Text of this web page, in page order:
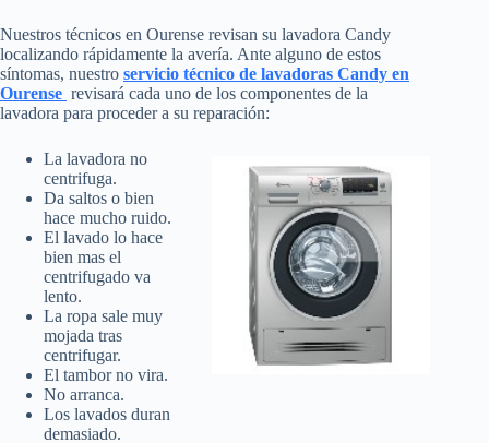
Nuestros técnicos en Ourense revisan su lavadora Candy
localizando rápidamente la avería. Ante alguno de estos
síntomas, nuestro servicio técnico de lavadoras Candy en
Ourense revisará cada uno de los componentes de la
lavadora para proceder a su reparación:
La lavadora no
centrifuga.
Da saltos o bien
hace mucho ruido.
El lavado lo hace
bien mas el
centrifugado va
lento.
La ropa sale muy
mojada tras
centrifugar.
El tambor no vira.
No arranca.
Los lavados duran
demasiado.